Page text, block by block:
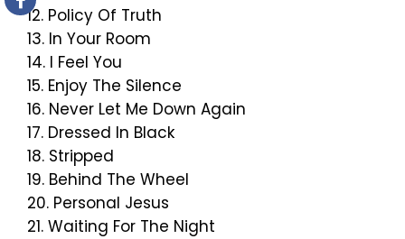
12. Policy Of Truth
13. In Your Room
14. I Feel You
15. Enjoy The Silence
16. Never Let Me Down Again
17. Dressed In Black
18. Stripped
19. Behind The Wheel
20. Personal Jesus
21. Waiting For The Night